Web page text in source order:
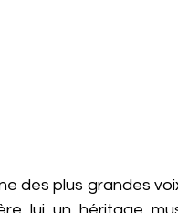
des plus grandes